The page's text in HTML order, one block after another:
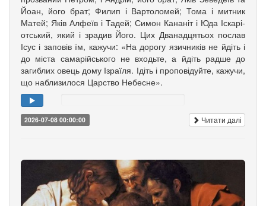
Йоан, його брат; Филип і Вартоломей; Тома і мит­ник
Матей; Яків Алфеїв і Та­дей; Симон Кананіт і Юда Іска­рі­
от­ський, який і зрадив Його. Цих Дванадцятьох послав
Ісус і заповів їм, кажучи: «На дорогу язич­ників не йдіть і
до міста самарійського не входьте, а йдіть радше до
загиблих овець дому Ізраїля. Ідіть і проповідуйте, кажучи,
що наблизилося Царство Небесне».
2026-07-08 00:00:00 Читати далі